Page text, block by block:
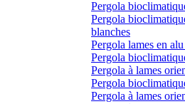
Pergola
Pergola
blanches
Pergola lames en
Pergola
Pergola à lames
Pergola
Pergola à lames